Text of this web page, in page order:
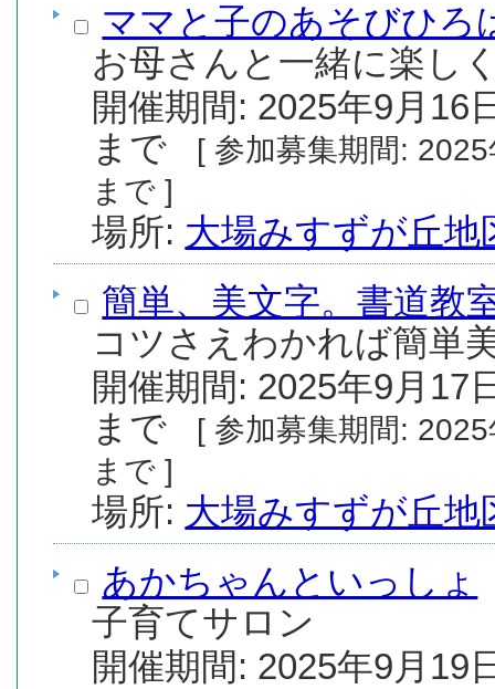
ママと子のあそびひろ
お母さんと一緒に楽し
開催期間: 2025年9月16
[ 参加募集期間: 2025年8月1日(金) から 2025年9月30日(火)
まで ]
場所: 大場みすずが丘地
簡単、美文字。書道教
コツさえわかれば簡単
開催期間: 2025年9月17
[ 参加募集期間: 2025年8月1日(金) から 2025年9月17日(水)
まで ]
場所: 大場みすずが丘地
あかちゃんといっしょ
子育てサロン
開催期間: 2025年9月19